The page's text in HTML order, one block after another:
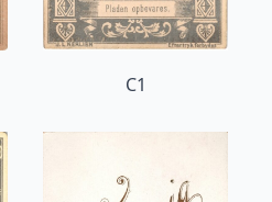
C1